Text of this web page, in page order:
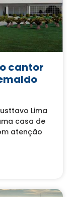
cantor
Lima
casa de
atenção